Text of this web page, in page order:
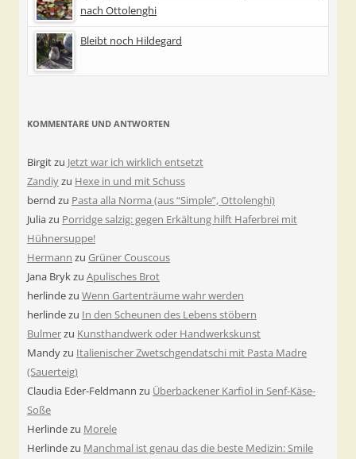
nach Ottolenghi
Bleibt noch Hildegard
KOMMENTARE UND ANTWORTEN
Birgitzu Jetzt war ich wirklich entsetzt
Zandiyzu Hexe in und mit Schuss
bernd zu Pasta alla Norma (aus “Simple”, Ottolenghi)
Juliazu Porridge salzig: gegen Erkältung hilft Haferbrei mit
Hühnersuppe!
Hermann zu Grüner Couscous
Jana Brykzu Apulisches Brot
herlindezu Wenn Gartenträume wahr werden
herlindezu In den Scheunen des Lebens stöbern
Bulmerzu Kunsthandwerk oder Handwerkskunst
Mandyzu Italienischer Zwetschgendatschi mit Pasta Madre
(Sauerteig)
Claudia Eder-Feldmann zu Überbackener Karfiol in Senf-Käse-
Soße
Herlindezu Morele
Herlindezu Manchmal ist genau das die beste Medizin: Smile